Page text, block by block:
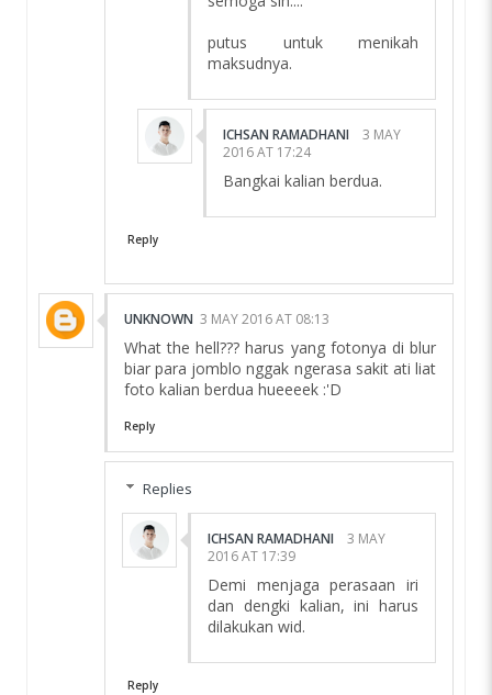
putus untuk menikah
maksudnya.
ICHSAN RAMADHANI
3 MAY
2016 AT 17:24
Bangkai kalian berdua.
Reply
UNKNOWN 3 MAY 2016 AT 08:13
What the hell??? harus yang fotonya di blur
biar para jomblo nggak ngerasa sakit ati liat
foto kalian berdua hueeeek :'D
Reply
Replies
ICHSAN RAMADHANI
3 MAY
2016 AT 17:39
Demi menjaga perasaan iri
dan dengki kalian, ini harus
dilakukan wid.
Reply